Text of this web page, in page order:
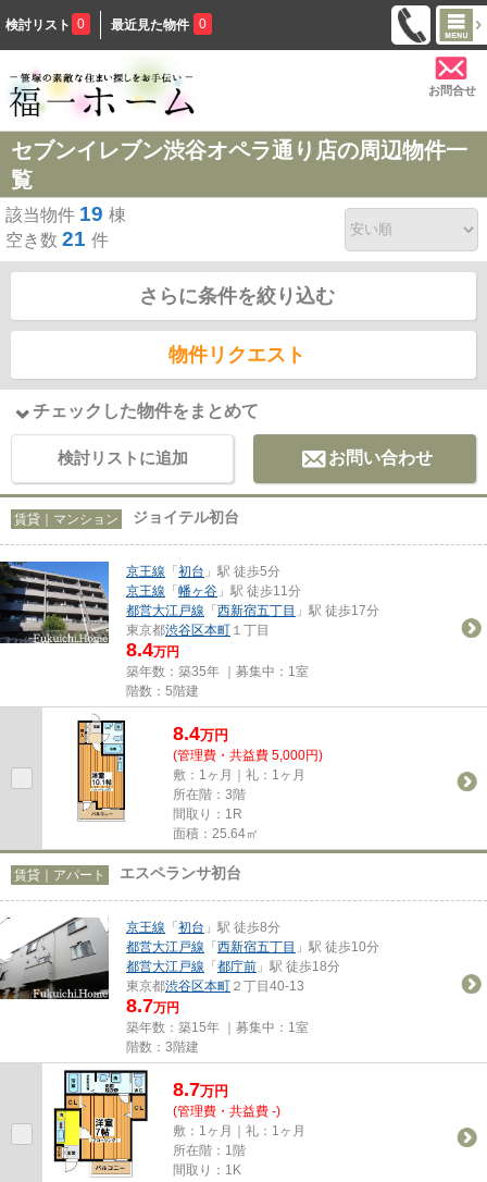
検討リスト 0 最近見た物件 0
お問合せ
セブンイレブン渋谷オペラ通り店の周辺物件一
覧
該当物件 19 棟
空き数 21 件
さらに条件を絞り込む
物件リクエスト
チェックした物件をまとめて
検討リストに追加 お問い合わせ
賃貸｜マンション ジョイテル初台
京王線 「初台 」駅 徒歩5分
京王線 「幡ヶ谷 」駅 徒歩11分
都営大江戸線 「西新宿五丁目 」駅 徒歩17分
東京都渋谷区本町 １丁目
8.4万円
築年数：築35年 ｜募集中： 1室
階数：5階建
8.4万円
(管理費・共益費 5,000円)
敷：1ヶ月｜礼：1ヶ月
所在階：3階
間取り：1R
面積：25.64㎡
賃貸｜アパート エスペランサ初台
京王線 「初台 」駅 徒歩8分
都営大江戸線 「西新宿五丁目 」駅 徒歩10分
都営大江戸線 「都庁前 」駅 徒歩18分
東京都渋谷区本町 ２丁目40-13
8.7万円
築年数：築15年 ｜募集中： 1室
階数：3階建
8.7万円
(管理費・共益費 -)
敷：1ヶ月｜礼：1ヶ月
所在階：1階
間取り：1K